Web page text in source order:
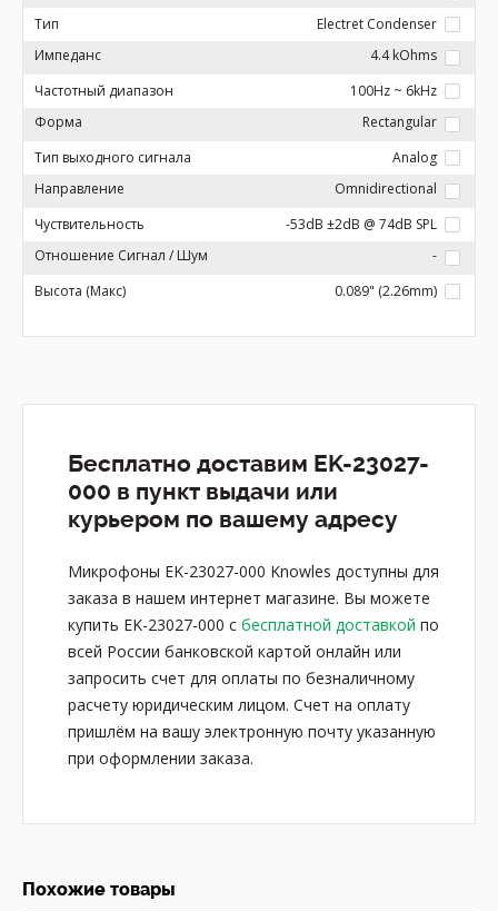
Тип
Electret Condenser
Импеданс
4.4 kOhms
Частотный диапазон
100Hz ~ 6kHz
Форма
Rectangular
Тип выходного сигнала
Analog
Направление
Omnidirectional
Чуствительность
-53dB ±2dB @ 74dB SPL
Отношение Сигнал / Шум
-
Высота (Макс)
0.089" (2.26mm)
Бесплатно доставим EK-23027-
000 в пункт выдачи или
курьером по вашему адресу
Микрофоны EK-23027-000 Knowles доступны для
заказа в нашем интернет магазине. Вы можете
купить EK-23027-000 с бесплатной доставкой по
всей России банковской картой онлайн или
запросить счет для оплаты по безналичному
расчету юридическим лицом. Счет на оплату
пришлём на вашу электронную почту указанную
при оформлении заказа.
Похожие товары